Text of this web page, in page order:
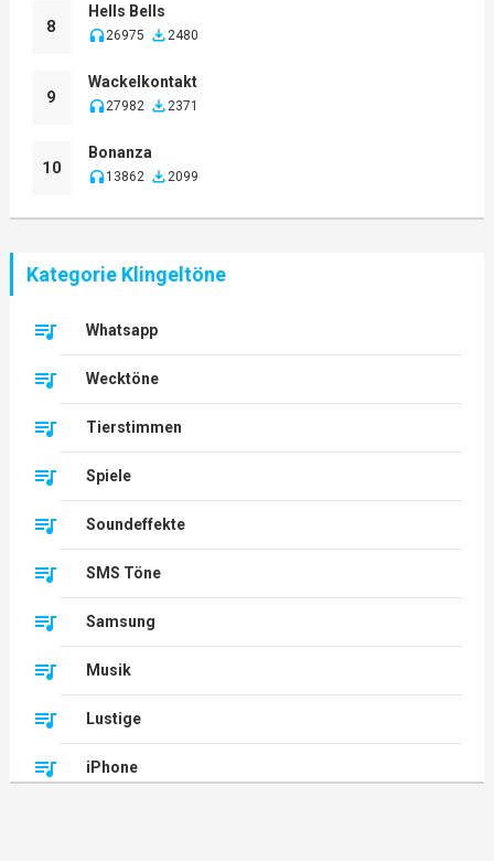
8
Hells Bells
26975 2480
9
Wackelkontakt
27982 2371
10
Bonanza
13862 2099
Kategorie Klingeltöne
Whatsapp
Wecktöne
Tierstimmen
Spiele
Soundeffekte
SMS Töne
Samsung
Musik
Lustige
iPhone